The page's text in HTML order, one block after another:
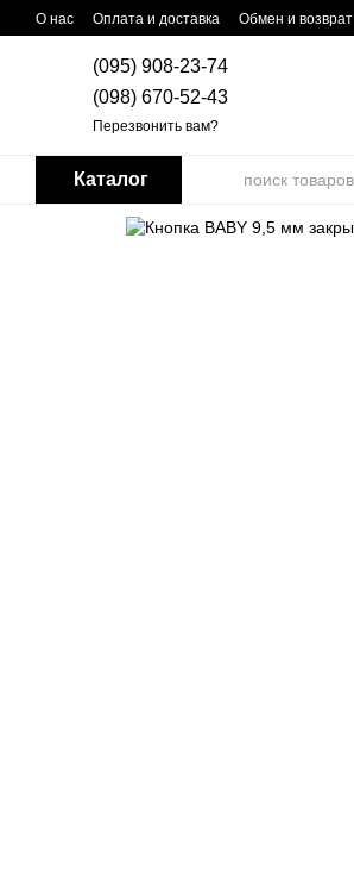
Перейти к основному контенту
О нас Оплата и доставка Обмен и возврат
(095) 908-23-74
(098) 670-52-43
Перезвонить вам?
Каталог